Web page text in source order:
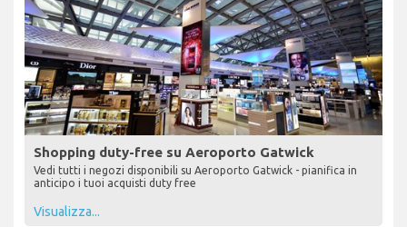
Shopping duty-free su Aeroporto Gatwick
Vedi tutti i negozi disponibili su Aeroporto Gatwick - pianifica in
anticipo i tuoi acquisti duty free
Visualizza...